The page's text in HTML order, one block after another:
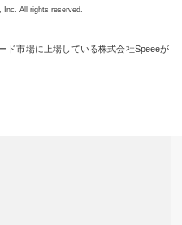
Inc. All rights reserved.
ド市場に上場している株式会社Speeeが